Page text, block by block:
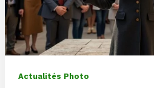
Actualités Photo